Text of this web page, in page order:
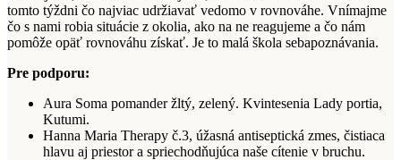
tomto týždni čo najviac udržiavať vedomo v rovnováhe. Vnímajme
čo s nami robia situácie z okolia, ako na ne reagujeme a čo nám
pomôže opäť rovnováhu získať. Je to malá škola sebapoznávania.
Pre podporu:
Aura Soma pomander žltý, zelený. Kvintesenia Lady portia,
Kutumi.
Hanna Maria Therapy č.3, úžasná antiseptická zmes, čistiaca
hlavu aj priestor a spriechodňujúca naše cítenie v bruchu.